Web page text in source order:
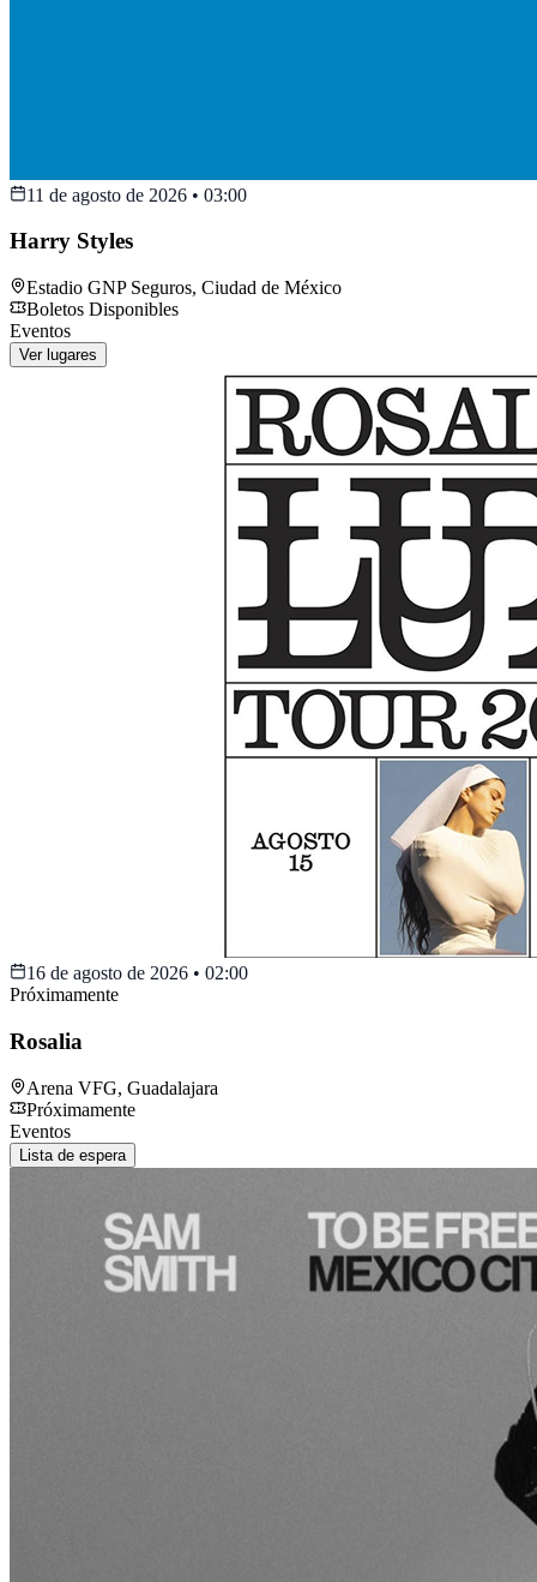
11 de agosto de 2026 • 03:00
Harry Styles
Estadio GNP Seguros, Ciudad de México
Boletos Disponibles
Eventos
Ver lugares
16 de agosto de 2026 • 02:00
Próximamente
Rosalia
Arena VFG, Guadalajara
Próximamente
Eventos
Lista de espera